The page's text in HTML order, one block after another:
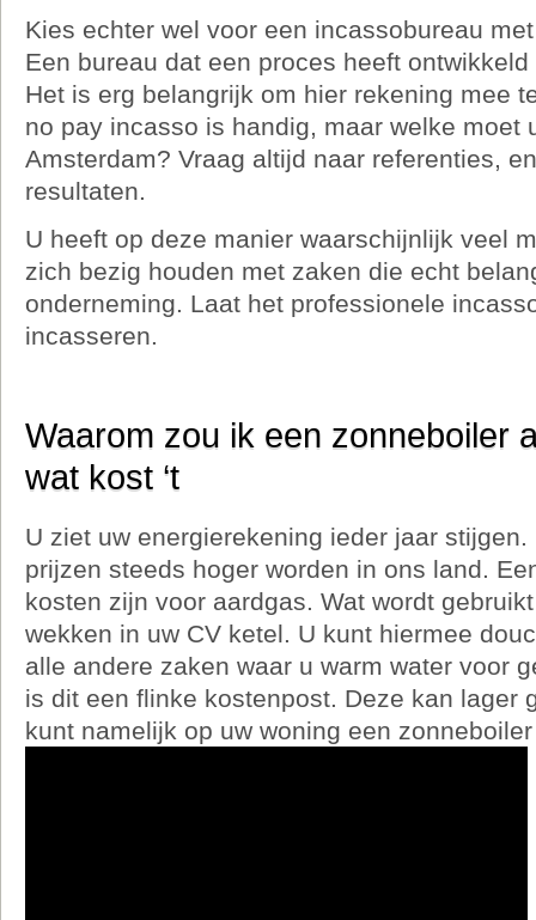
Kies echter wel voor een incassobureau
Een bureau dat een proces heeft
Het is erg belangrijk om hier rekening mee
no pay incasso is handig, maar welke moet
Amsterdam? Vraag altijd naar referenties,
resultaten.
U heeft op deze manier waarschijnlijk veel
zich bezig houden met zaken die echt
onderneming. Laat het professionele
incasseren.
Waarom zou ik een zonneboiler
wat kost ‘t
U ziet uw energierekening ieder jaar
prijzen steeds hoger worden in ons land.
kosten zijn voor aardgas. Wat wordt
wekken in uw CV ketel. U kunt hiermee
alle andere zaken waar u warm water voor
is dit een flinke kostenpost. Deze kan lager
kunt namelijk op uw woning een